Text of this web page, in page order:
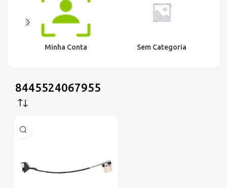
Minha Conta Sem Categoria
8445524067955